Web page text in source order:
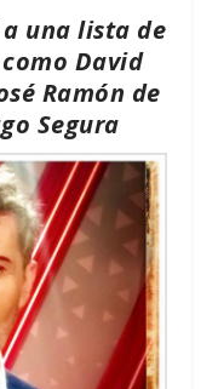
una lista de
David
Ramón de
Segura